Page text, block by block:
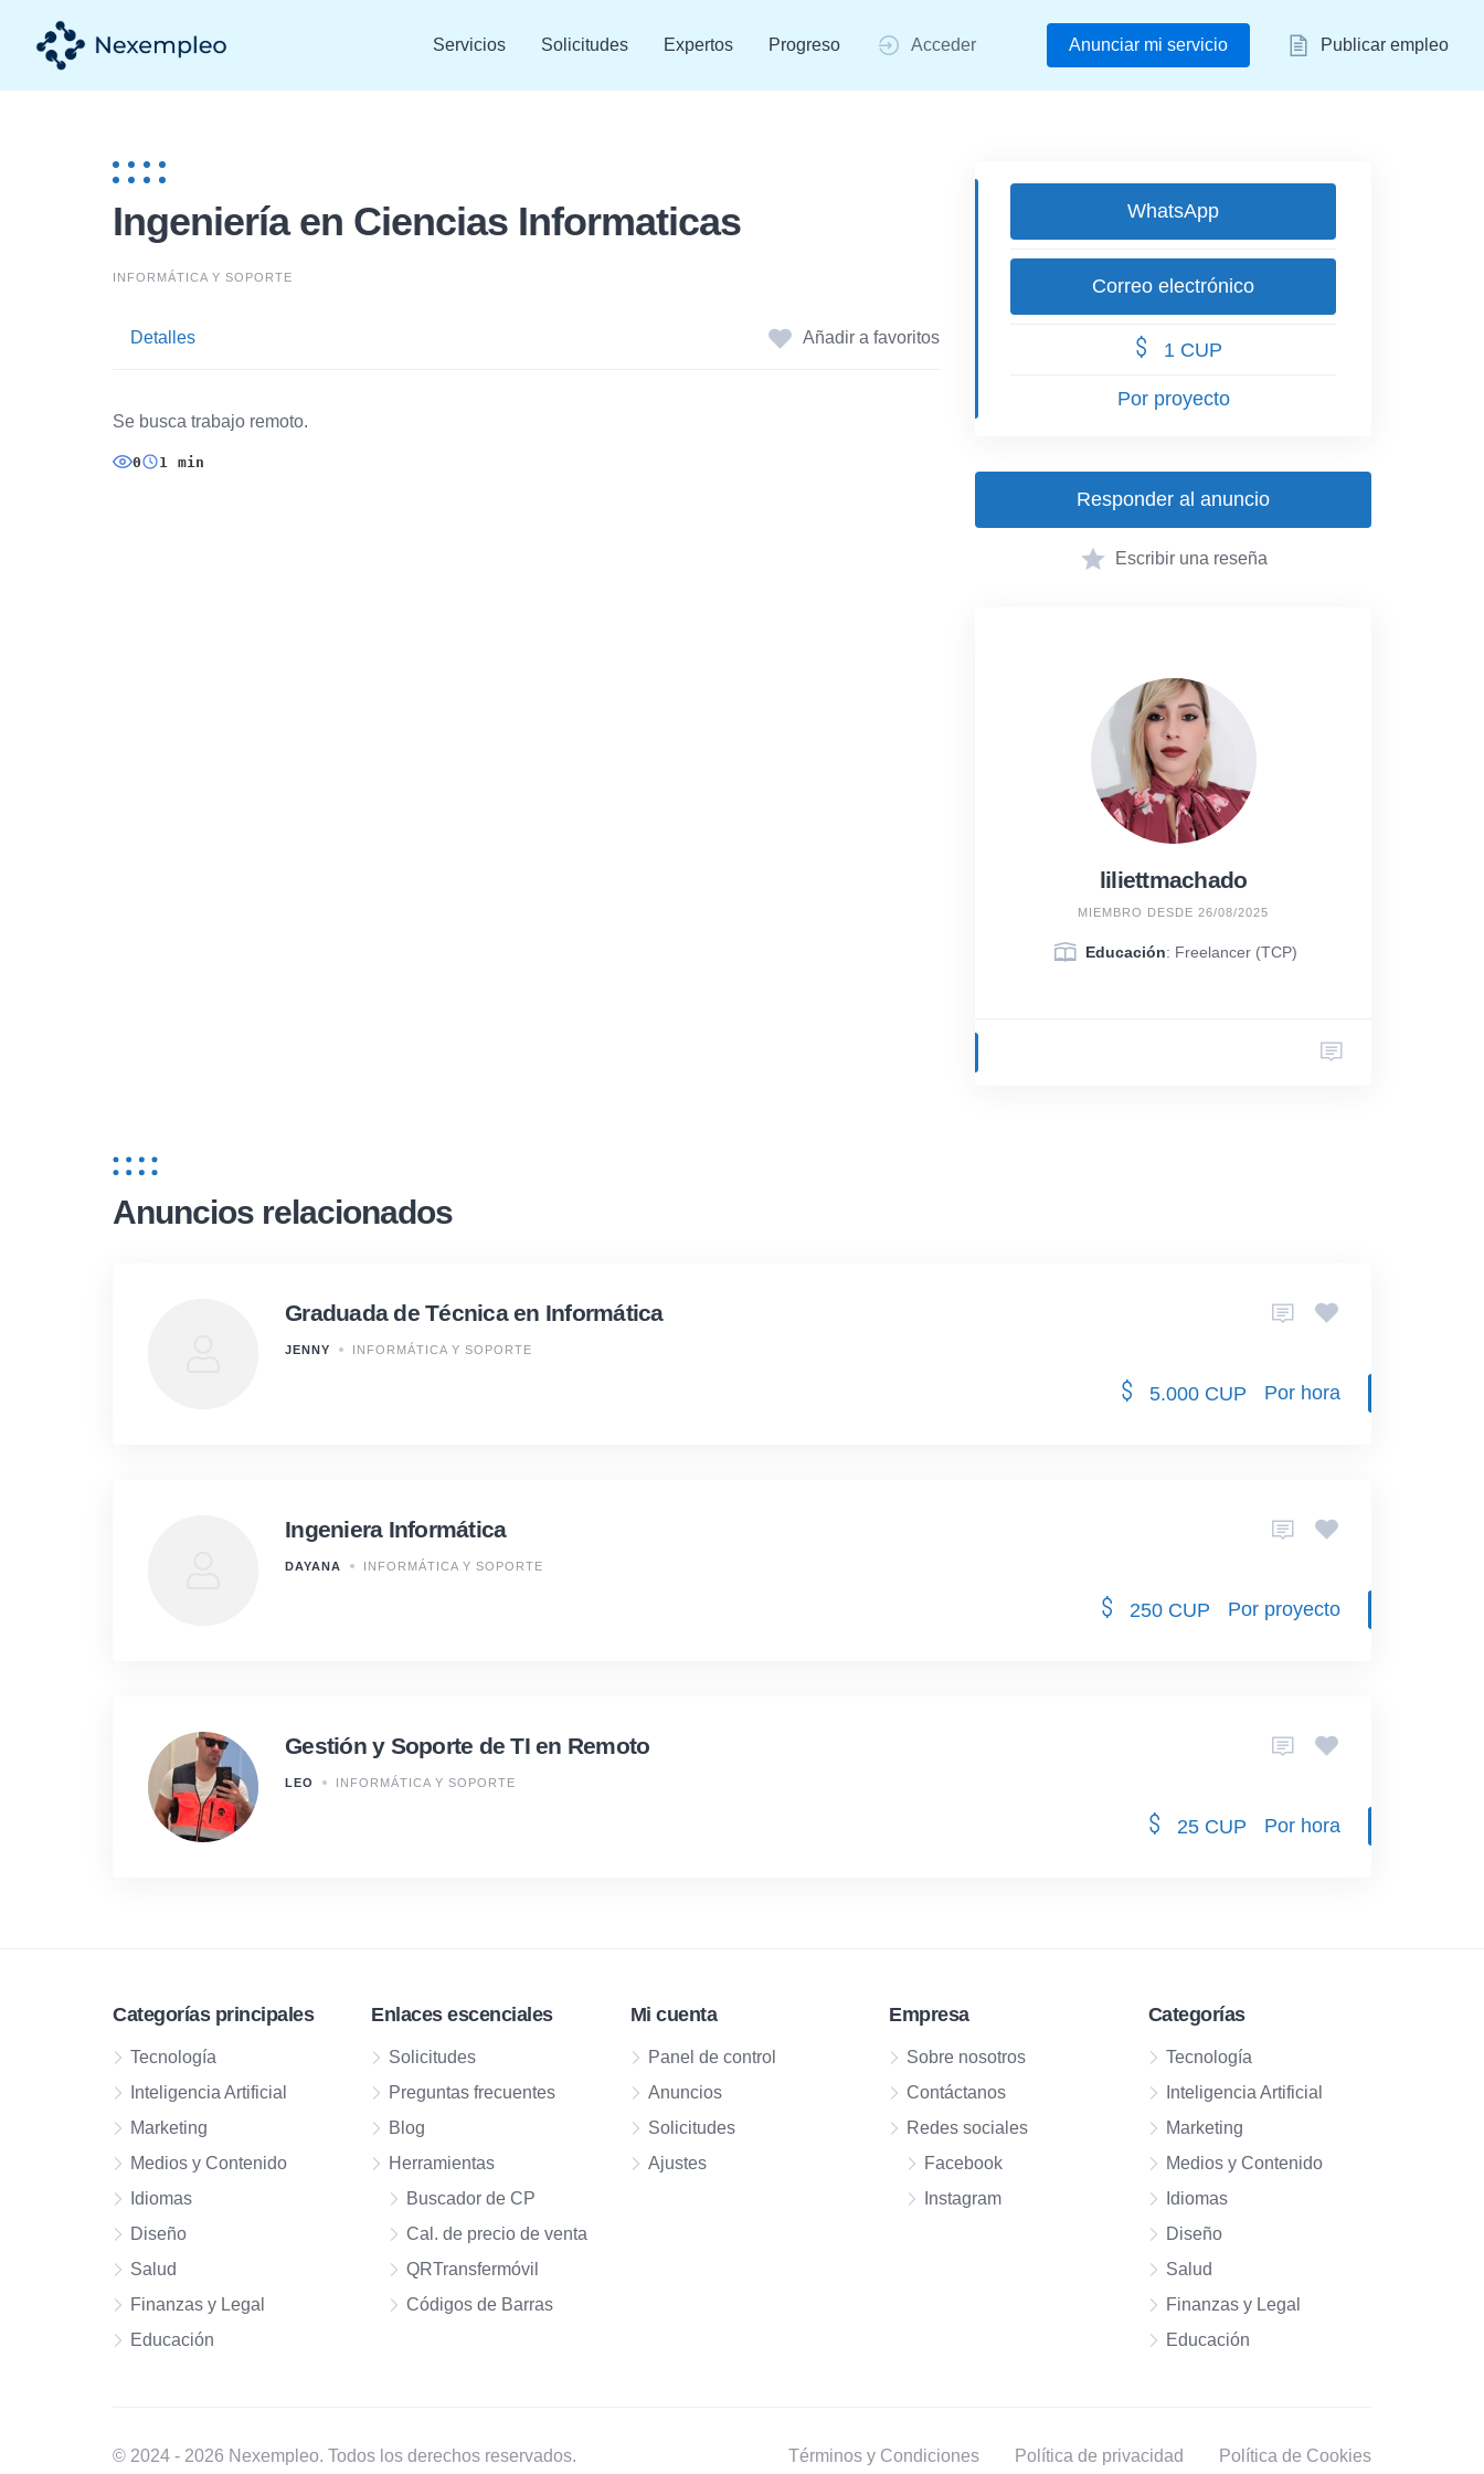
content
Servicios Solicitudes Expertos Progreso Acceder Anunciar mi servicio Publicar empleo
Ingeniería en Ciencias Informaticas
INFORMÁTICA Y SOPORTE
Detalles Añadir a favoritos
Se busca trabajo remoto.
0 1 min
WhatsApp
Correo electrónico
1 CUP
Por proyecto
Responder al anuncio
Escribir una reseña
liliettmachado
MIEMBRO DESDE 26/08/2025
Educación: Freelancer (TCP)
Anuncios relacionados
Graduada de Técnica en Informática
JENNY INFORMÁTICA Y SOPORTE
5.000 CUP Por hora
Ingeniera Informática
DAYANA INFORMÁTICA Y SOPORTE
250 CUP Por proyecto
Gestión y Soporte de TI en Remoto
LEO INFORMÁTICA Y SOPORTE
25 CUP Por hora
Categorías principales
Tecnología
Inteligencia Artificial
Marketing
Medios y Contenido
Idiomas
Diseño
Salud
Finanzas y Legal
Educación
Enlaces escenciales
Solicitudes
Preguntas frecuentes
Blog
Herramientas
Buscador de CP
Cal. de precio de venta
QRTransfermóvil
Códigos de Barras
Mi cuenta
Panel de control
Anuncios
Solicitudes
Ajustes
Empresa
Sobre nosotros
Contáctanos
Redes sociales
Facebook
Instagram
Categorías
Tecnología
Inteligencia Artificial
Marketing
Medios y Contenido
Idiomas
Diseño
Salud
Finanzas y Legal
Educación
© 2024 - 2026 Nexempleo. Todos los derechos reservados. Términos y Condiciones Política de privacidad Política de Cookies